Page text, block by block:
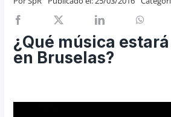
Cosas de Beckmesser
¿Qué música
en Bruselas?